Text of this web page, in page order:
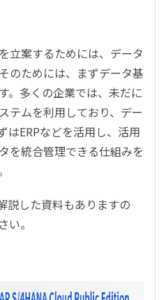
立案するためには、データ
のためには、まずデータ基
。多くの企業では、未だに
テムを利用しており、デー
はERPなどを活用し、活用
を統合管理できる仕組みを
説した資料もありますの
い。